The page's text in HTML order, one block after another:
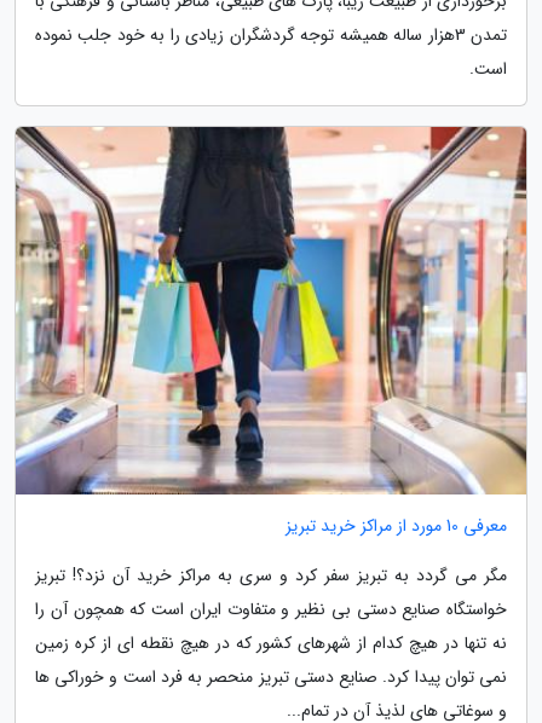
تمدن 3‬هزار ساله همیشه توجه گردشگران زیادی را به خود جلب نموده
است.
معرفی 10 مورد از مراکز خرید تبریز
مگر می گردد به تبریز سفر کرد و سری به مراکز خرید آن نزد؟! تبریز
خواستگاه صنایع دستی بی نظیر و متفاوت ایران است که همچون آن را
نه تنها در هیچ کدام از شهرهای کشور که در هیچ نقطه ای از کره زمین
نمی توان پیدا کرد. صنایع دستی تبریز منحصر به فرد است و خوراکی ها
و سوغاتی های لذیذ آن در تمام...